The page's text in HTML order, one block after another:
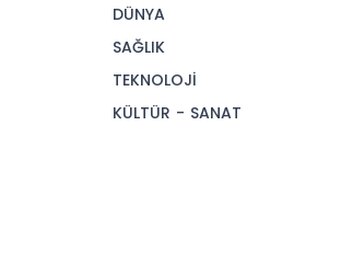
DÜNYA
SAĞLIK
TEKNOLOJİ
KÜLTÜR - SANAT